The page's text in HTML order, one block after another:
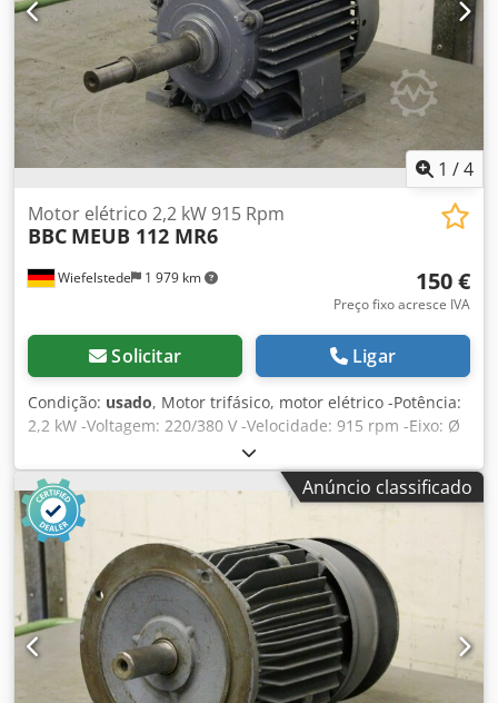
1 /4
Wiefelstede 1 979 km
Motor elétrico 2,2 kW 915 Rpm
BBC MEUB 112 MR6
150 €
Preço fixo acresce IVA
Solicitar Ligar
Condição: usado, Motor trifásico, motor elétrico -Potência:
2,2 kW -Voltagem: 220/380 V -Velocidade: 915 rpm -Eixo: Ø
34/28 mm -Eixo de comprimento: 120/60 mm -Construção:
B3 -Classe de protecção: IP 55 Dwedpfx Asd Rhdxsl Tsa -
Dimensões: 495/240/H275 mm -Peso: 28 kgAnúncio classificado